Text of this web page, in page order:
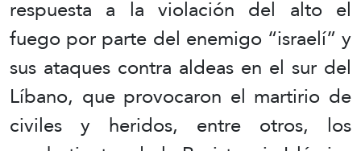
respuesta a la violación del alto el
fuego por parte del enemigo “israelí” y
sus ataques contra aldeas en el sur del
Líbano, que provocaron el martirio de
civiles y heridos, entre otros, los